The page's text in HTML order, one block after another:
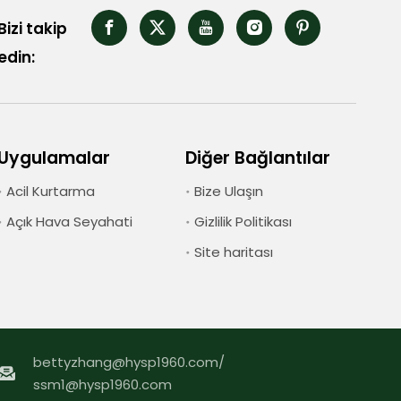
takip
Acil Kurtarma
Açık Hava Seyahati
Diğer Bağlantılar
Bize Ulaşın
Gizlilik Politikası
Site haritası
bettyzhang@hysp1960.com/
ssm1@hysp1960.com